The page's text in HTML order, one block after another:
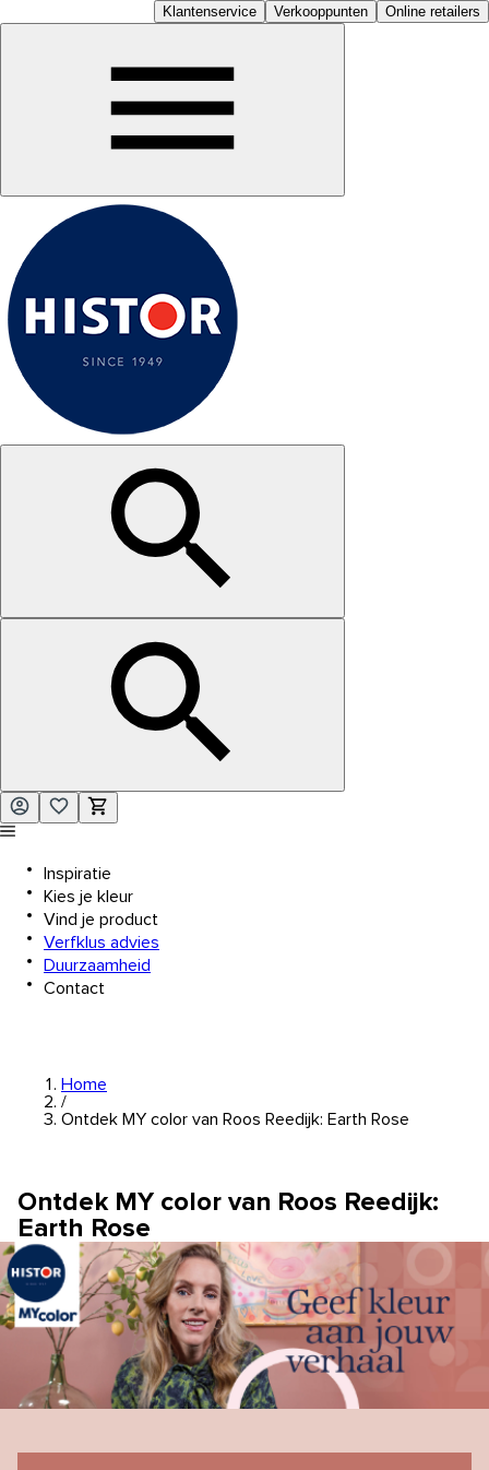
Klantenservice Verkooppunten Online retailers
Inspiratie
Kies je kleur
Vind je product
Verfklus advies
Duurzaamheid
Contact
Home
/
Ontdek MY color van Roos Reedijk: Earth Rose
Ontdek MY color van Roos Reedijk:
Earth Rose